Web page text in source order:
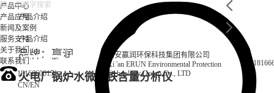
西安赢润环保科技集团有限公司
Xi 'an ERUN Environmental Protection
Technology Group Co., LTD
产品中心
产品应用
新闻及案例
服务支持
关于我们
联系我们
18166600151
CN/EN
产品介绍
产品介绍
品牌：赢润
火电厂锅炉水微量铁含量分析仪